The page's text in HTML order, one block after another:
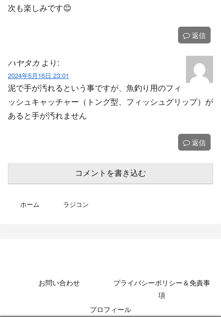
次も楽しみです😊
返信
ハヤタカ より:
2024年5月16日 23:01
泥で手が汚れるという事ですが、魚釣り用のフィ
ッシュキャッチャー（トング型、フィッシュグリップ）が
あると手が汚れません
返信
コメントを書き込む
ホーム ラジコン
お問い合わせ
プライバシーポリシー＆免責事
項
プロフィール